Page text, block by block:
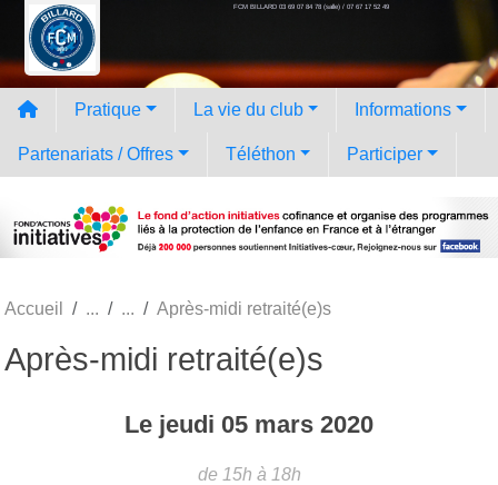
FCM BILLARD 03 69 07 84 78 (salle) / 07 67 17 52 49
Pratique La vie du club Informations
Partenariats / Offres Téléthon Participer
Accueil Après-midi retraité(e)s
Après-midi retraité(e)s
Le jeudi 05 mars 2020
de 15h à 18h
Panneau de gestion des cookies